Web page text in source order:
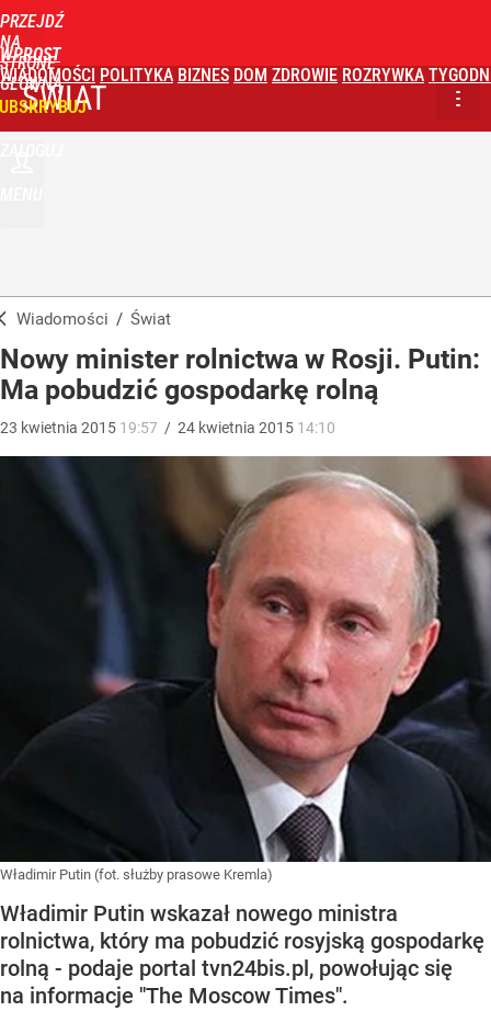
PRZEJDŹ
NA
STRONĘ
GŁÓWNĄ
WPROST
WIADOMOŚCI POLITYKA BIZNES DOM ZDROWIE ROZRYWKA
ŚWIAT
Wiadomości / Świat
Nowy minister rolnictwa w Rosji. Putin:
Ma pobudzić gospodarkę rolną
23 kwietnia 2015 19:57 / 24 kwietnia 2015 14:10
Władimir Putin (fot. służby prasowe Kremla)
Władimir Putin wskazał nowego ministra
rolnictwa, który ma pobudzić rosyjską gospodarkę
rolną - podaje portal tvn24bis.pl, powołując się
na informacje "The Moscow Times".